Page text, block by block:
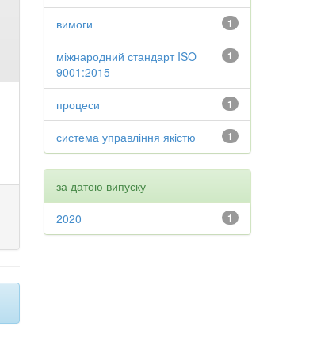
1
вимоги
1
міжнародний стандарт ISO
9001:2015
1
процеси
1
система управління якістю
за датою випуску
1
2020